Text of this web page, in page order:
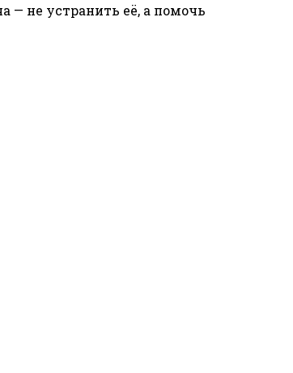
— не устранить её, а помочь